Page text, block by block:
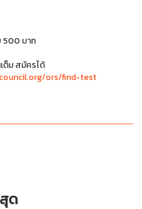
500 บาท​
ต็ม สมัครได้
ors/find-test
ด